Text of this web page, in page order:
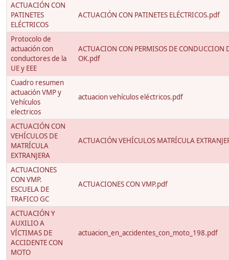
ACTUACIÓN CON
PATINETES
ELÉCTRICOS
ACTUACIÓN CON PATINETES ELÉCTRICOS.pdf
Protocolo de
actuación con
conductores de la
UE y EEE
ACTUACION CON PERMISOS DE CONDUCCION
OK.pdf
Cuadro resumen
actuación VMP y
Vehículos
electricos
actuacion vehículos eléctricos.pdf
ACTUACIÓN CON
VEHÍCULOS DE
MATRÍCULA
EXTRANJERA
ACTUACIÓN VEHÍCULOS MATRÍCULA
ACTUACIONES
CON VMP.
ESCUELA DE
TRAFICO GC
ACTUACIONES CON VMP.pdf
ACTUACIÓN Y
AUXILIO A
VÍCTIMAS DE
ACCIDENTE CON
MOTO
actuacion_en_accidentes_con_moto_198.pdf